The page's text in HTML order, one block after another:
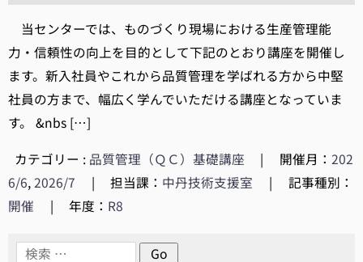
当センターでは、ものづくり現場における生産管理能
力・信頼性の向上を目的として下記のとおり講座を開催し
ます。新入社員やこれから品質管理を学ばれる方から中堅
社員の方まで、幅広く学んでいただける講座となっていま
す。 &nbs […]
カテゴリー : 品質管理（ＱＣ）基礎講座 | 開催月：202
6/6,2026/7 | 担当課： 中丹技術支援室 |
記事種別：
開催
| 年度： R8